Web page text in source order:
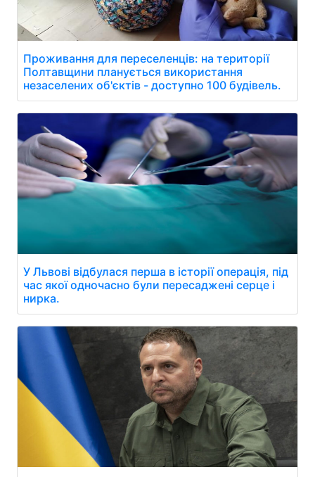
Проживання для переселенців: на території
Полтавщини планується використання
незаселених об'єктів - доступно 100 будівель.
У Львові відбулася перша в історії операція, під
час якої одночасно були пересаджені серце і
нирка.